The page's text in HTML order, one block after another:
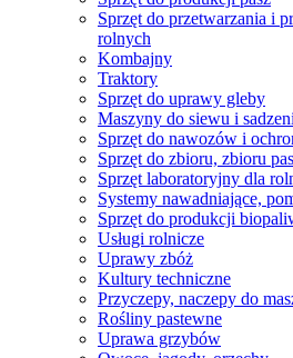
Sprzęt do przetwarzania i
rolnych
Kombajny
Traktory
Sprzęt do uprawy gleby
Maszyny do siewu i
Sprzęt do nawozów i
Sprzęt do zbioru, zbioru
Sprzęt laboratoryjny dla
Systemy nawadniające,
Sprzęt do produkcji
Usługi rolnicze
Uprawy zbóż
Kultury techniczne
Przyczepy, naczepy do
Rośliny pastewne
Uprawa grzybów